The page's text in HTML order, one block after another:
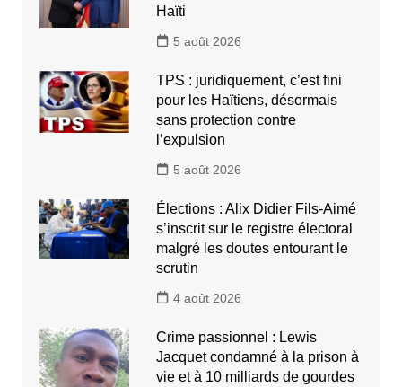
Haïti
5 août 2026
TPS : juridiquement, c’est fini
pour les Haïtiens, désormais
sans protection contre
l’expulsion
5 août 2026
Élections : Alix Didier Fils-Aimé
s’inscrit sur le registre électoral
malgré les doutes entourant le
scrutin
4 août 2026
Crime passionnel : Lewis
Jacquet condamné à la prison à
vie et à 10 milliards de gourdes